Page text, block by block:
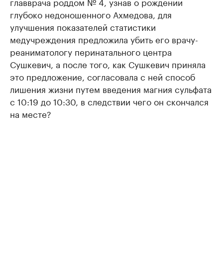
глубоко недоношенного Ахмедова, для
улучшения показателей статистики
медучреждения предложила убить его врачу-
реаниматологу перинатального центра
Сушкевич, а после того, как Сушкевич приняла
это предложение, согласовала с ней способ
лишения жизни путем введения магния сульфата
с 10:19 до 10:30, в следствии чего он скончался
на месте?